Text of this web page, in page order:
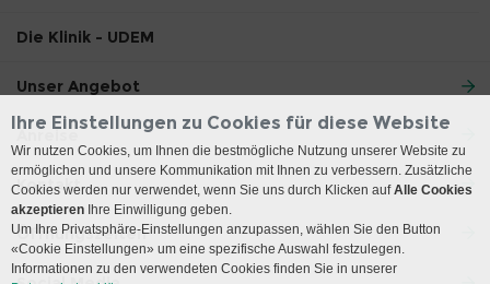
Die Klinik - UDEM
Unser Angebot
Anreise
Kontakt
Öffnungszeiten
Ihre Einstellungen zu Cookies für diese Website
Wir nutzen Cookies, um Ihnen die bestmögliche Nutzung unserer Website zu
ermöglichen und unsere Kommunikation mit Ihnen zu verbessern. Zusätzliche
Cookies werden nur verwendet, wenn Sie uns durch Klicken aufAlle Cookies
akzeptieren Ihre Einwilligung geben.
Um Ihre Privatsphäre-Einstellungen anzupassen, wählen Sie den Button
«Cookie Einstellungen» um eine spezifische Auswahl festzulegen.
Informationen zu den verwendeten Cookies finden Sie in unserer